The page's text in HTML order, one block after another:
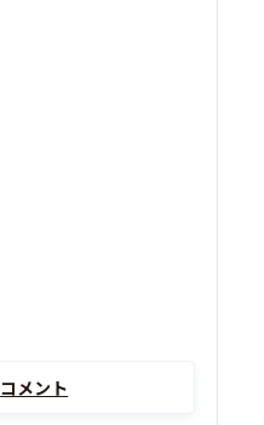
コメント